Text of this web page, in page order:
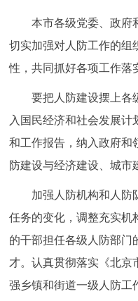
本市各级党委、政府和
切实加强对人防工作的组
性，共同抓好各项工作落
要把人防建设摆上各
入国民经济和社会发展计
和工作报告，纳入政府和
防建设与经济建设、城市
加强人防机构和人防
任务的变化，调整充实机
的干部担任各级人防部门
才。认真贯彻落实《北京
强乡镇和街道一级人防工